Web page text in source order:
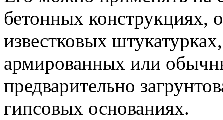
бетонных
известковых
армированных или
предварительно
гипсовых основаниях.